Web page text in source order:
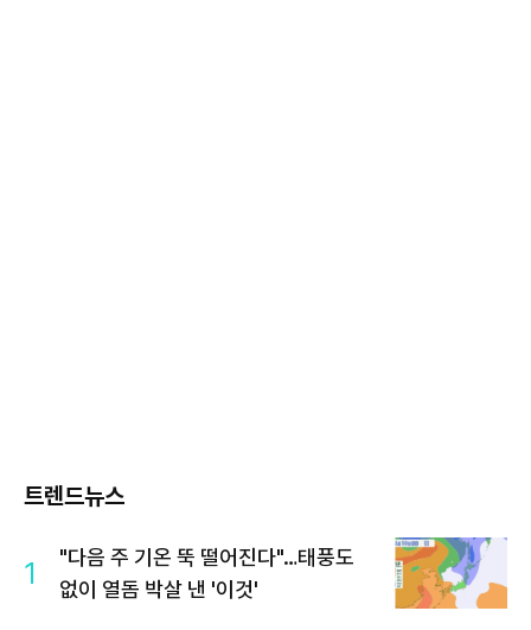
트렌드뉴스
1
"다음 주 기온 뚝 떨어진다"…태풍도
없이 열돔 박살 낸 '이것'